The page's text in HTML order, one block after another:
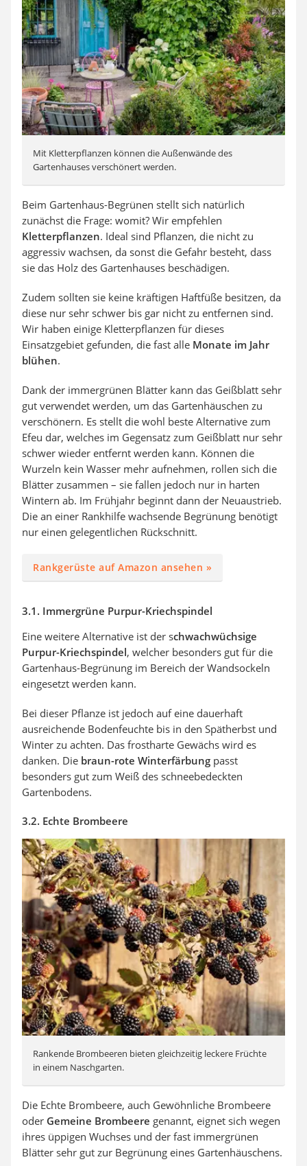
Mit Kletterpflanzen können die Außenwände des
Gartenhauses verschönert werden.
Beim Gartenhaus-Begrünen stellt sich natürlich
zunächst die Frage: womit? Wir empfehlen
Kletterpflanzen. Ideal sind Pflanzen, die nicht zu
aggressiv wachsen, da sonst die Gefahr besteht, dass
sie das Holz des Gartenhauses beschädigen.
Zudem sollten sie keine kräftigen Haftfüße besitzen, da
diese nur sehr schwer bis gar nicht zu entfernen sind.
Wir haben einige Kletterpflanzen für dieses
Einsatzgebiet gefunden, die fast alle Monate im Jahr
blühen.
Dank der immergrünen Blätter kann das Geißblatt sehr
gut verwendet werden, um das Gartenhäuschen zu
verschönern. Es stellt die wohl beste Alternative zum
Efeu dar, welches im Gegensatz zum Geißblatt nur sehr
schwer wieder entfernt werden kann. Können die
Wurzeln kein Wasser mehr aufnehmen, rollen sich die
Blätter zusammen – sie fallen jedoch nur in harten
Wintern ab. Im Frühjahr beginnt dann der Neuaustrieb.
Die an einer Rankhilfe wachsende Begrünung benötigt
nur einen gelegentlichen Rückschnitt.
Rankgerüste auf Amazon ansehen »
3.1. Immergrüne Purpur-Kriechspindel
Eine weitere Alternative ist der schwachwüchsige
Purpur-Kriechspindel, welcher besonders gut für die
Gartenhaus-Begrünung im Bereich der Wandsockeln
eingesetzt werden kann.
Bei dieser Pflanze ist jedoch auf eine dauerhaft
ausreichende Bodenfeuchte bis in den Spätherbst und
Winter zu achten. Das frostharte Gewächs wird es
danken. Die braun-rote Winterfärbung passt
besonders gut zum Weiß des schneebedeckten
Gartenbodens.
3.2. Echte Brombeere
Rankende Brombeeren bieten gleichzeitig leckere Früchte
in einem Naschgarten.
Die Echte Brombeere, auch Gewöhnliche Brombeere
oder Gemeine Brombeere genannt, eignet sich wegen
ihres üppigen Wuchses und der fast immergrünen
Blätter sehr gut zur Begrünung eines Gartenhäuschens.